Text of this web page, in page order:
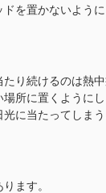
を置かないように
り続けるのは熱中
所に置くようにし
に当たってしまう
ます。